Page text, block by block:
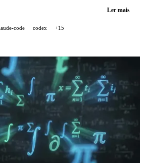
PR assistida por IA) para buscar
em pair-IA.
Ler mais
code codex +15